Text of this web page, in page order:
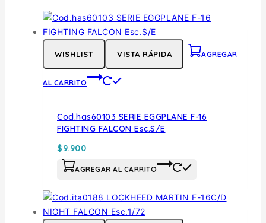
WISHLIST VISTA RÁPIDA AGREGAR
AL CARRITO
Cod.has60103 SERIE EGGPLANE F-16
FIGHTING FALCON Esc.S/E
$9.900
AGREGAR AL CARRITO